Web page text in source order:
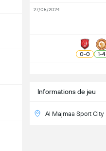
Informations de jeu
Al Majmaa Sport City
27/05/2024
0-0 1-4